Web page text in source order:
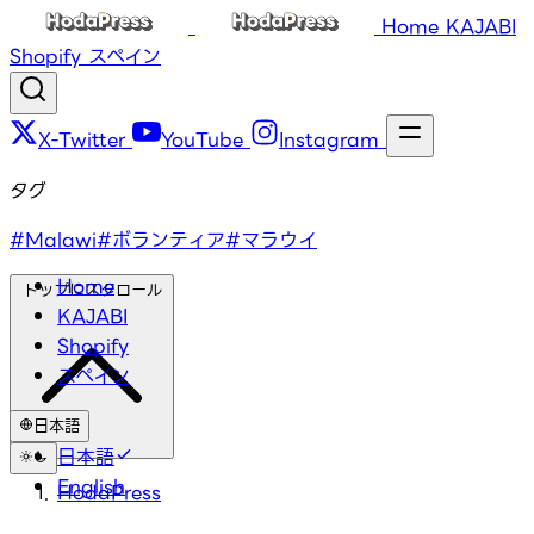
Home KAJABI
Shopify スペイン
X-Twitter YouTube Instagram
Home
KAJABI
Shopify
スペイン
日本語
日本語
English
タグ
#Malawi#ボランティア#マラウイ
トップにスクロール
HodaPress